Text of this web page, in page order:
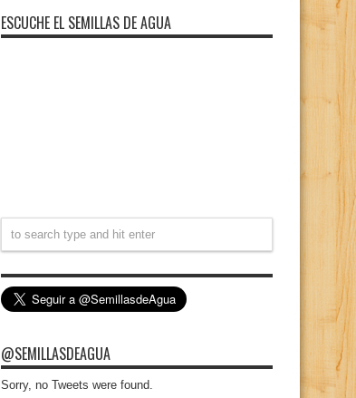
ESCUCHE EL SEMILLAS DE AGUA
@SEMILLASDEAGUA
Sorry, no Tweets were found.